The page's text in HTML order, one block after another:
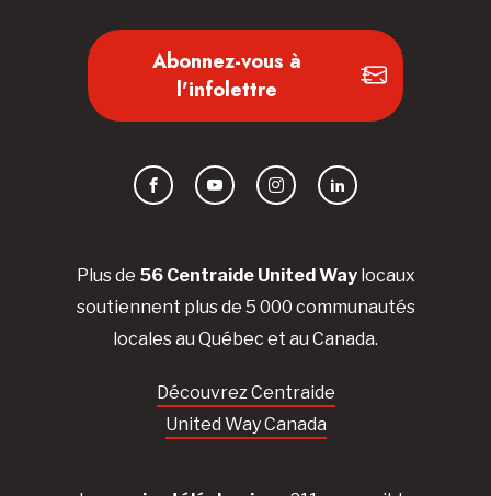
Plus de 56 Centraide United Waylocaux
soutiennent plus de 5 000 communautés
locales au Québec et au Canada.
Découvrez Centraide
United Way Canada
Abonnez-vous à
l'infolettre
FacebookYouTubeInstagramLinkedIn